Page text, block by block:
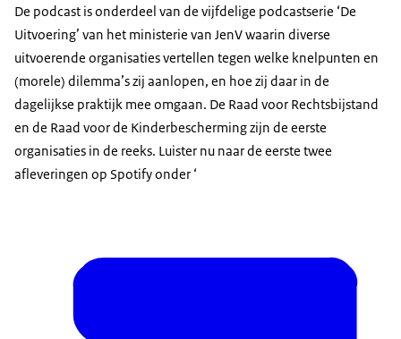
De podcast is onderdeel van de vijfdelige podcastserie ​​‘De
Uitvoering’ van het ministerie van JenV waarin diverse
uitvoerende organisaties vertellen tegen welke knelpunten en
(morele) dilemma’s zij aanlopen, en hoe zij daar in de
dagelijkse praktijk mee omgaan. De Raad voor Rechtsbijstand
en de Raad voor de Kinderbescherming zijn de eerste
organisaties in de reeks. Luister nu naar de eerste twee
afleveringen op Spotify onder ‘